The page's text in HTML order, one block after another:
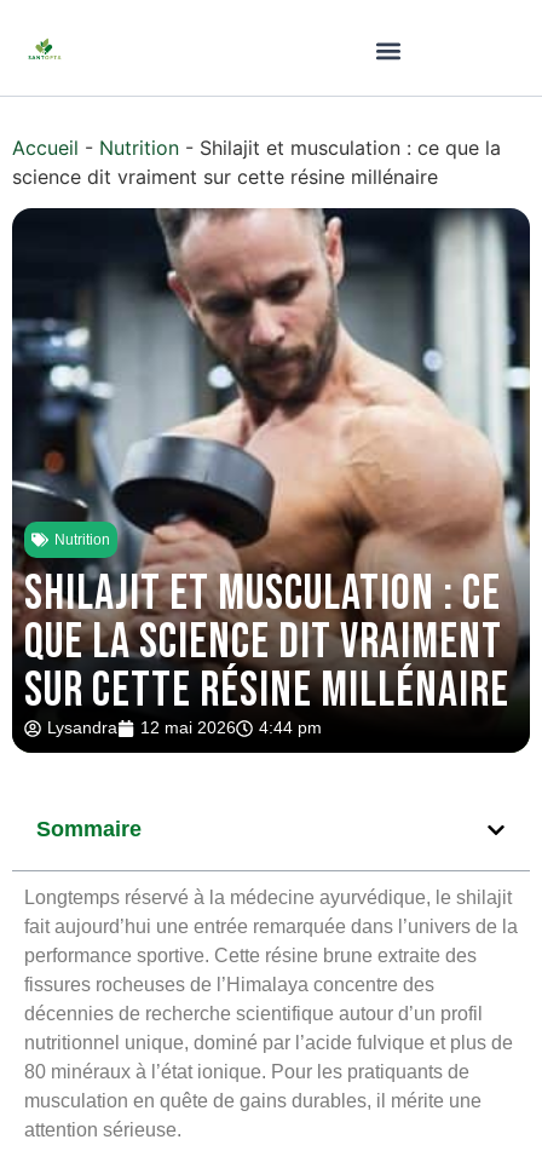
Accueil - Nutrition - Shilajit et musculation : ce que la
science dit vraiment sur cette résine millénaire
Nutrition
Shilajit et musculation : ce
que la science dit vraiment
sur cette résine millénaire
Lysandra 12 mai 2026 4:44 pm
Sommaire
Longtemps réservé à la médecine ayurvédique, le shilajit
fait aujourd’hui une entrée remarquée dans l’univers de la
performance sportive. Cette résine brune extraite des
fissures rocheuses de l’Himalaya concentre des
décennies de recherche scientifique autour d’un profil
nutritionnel unique, dominé par l’acide fulvique et plus de
80 minéraux à l’état ionique. Pour les pratiquants de
musculation en quête de gains durables, il mérite une
attention sérieuse.